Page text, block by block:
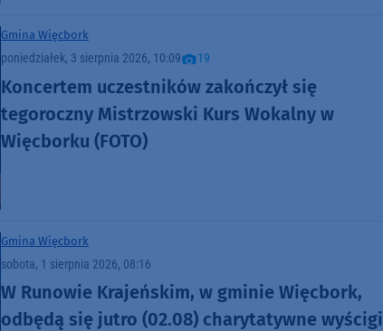
Gmina Więcbork
poniedziałek, 3 sierpnia 2026, 10:09 19
Koncertem uczestników zakończył się
tegoroczny Mistrzowski Kurs Wokalny w
Więcborku (FOTO)
Gmina Więcbork
sobota, 1 sierpnia 2026, 08:16
W Runowie Krajeńskim, w gminie Więcbork,
odbędą się jutro (02.08) charytatywne wyścigi